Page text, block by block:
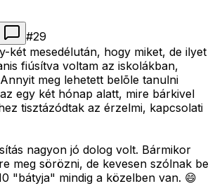
#29
két mesedélután, hogy miket, de ilyet
fiúsítva voltam az iskolákban,
meg lehetett belõle tanulni
egy két hónap alatt, mire bárkivel
tisztázódtak az érzelmi, kapcsolati
nagyon jó dolog volt. Bármikor
meg sörözni, de kevesen szólnak be
"bátyja" mindig a közelben van. 😄